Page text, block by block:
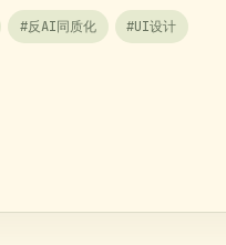
#反AI同质化 #UI设计